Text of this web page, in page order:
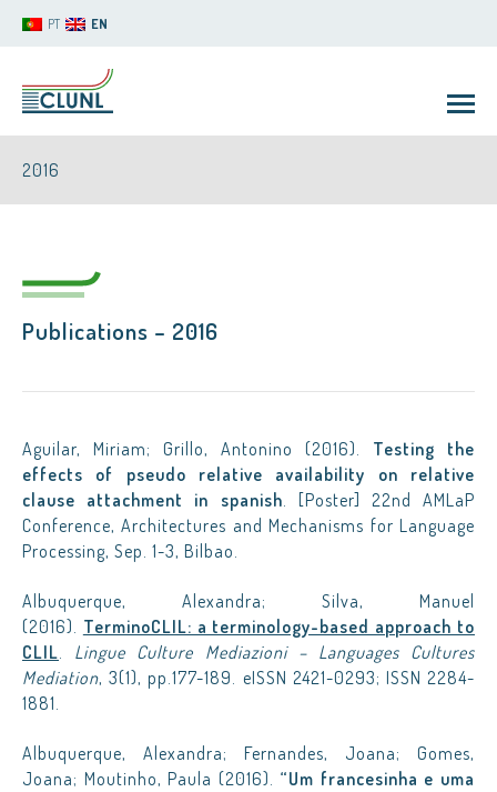
PT EN
CLUNL
2016
Publications – 2016
Aguilar, Miriam; Grillo, Antonino (2016). Testing the
effects of pseudo relative availability on relative
clause attachment in spanish. [Poster] 22nd AMLaP
Conference, Architectures and Mechanisms for Language
Processing, Sep. 1-3, Bilbao.
Albuquerque, Alexandra; Silva, Manuel
(2016). TerminoCLIL: a terminology-based approach to
CLIL. Lingue Culture Mediazioni – Languages Cultures
Mediation, 3(1), pp.177-189. eISSN 2421-0293; ISSN 2284-
1881.
Albuquerque, Alexandra; Fernandes, Joana; Gomes,
Joana; Moutinho, Paula (2016). “Um francesinha e uma